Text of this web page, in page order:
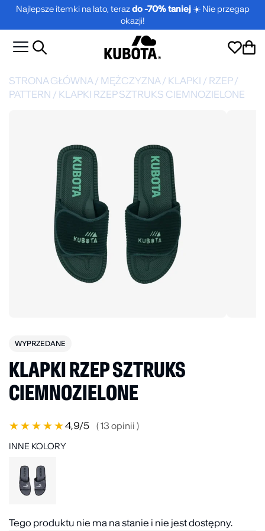
Najlepsze itemki na lato, terazdo -70% taniej☀️ Nie przegap
okazji!
STRONA GŁÓWNA / MĘŻCZYZNA / KLAPKI / RZEP /
PATTERN / KLAPKI RZEP SZTRUKS CIEMNOZIELONE
WYPRZEDANE
KLAPKI RZEP SZTRUKS
CIEMNOZIELONE
★★★★★4,9/5 ( 13 opinii )
INNE KOLORY
Tego produktu nie ma na stanie i nie jest dostępny.